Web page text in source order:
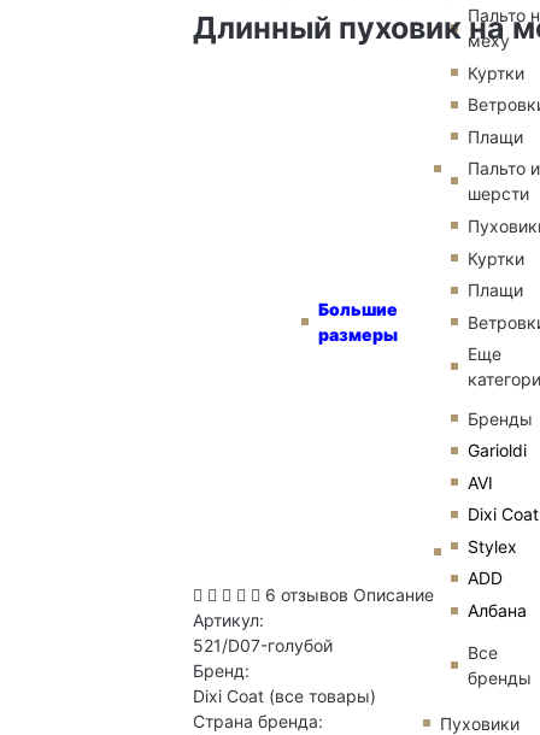
Большие
размеры
Пальто
меху
Куртки
Плащи
Пальто
шерсти
Куртки
Плащи
Еще
Бренды
Garioldi
AVI
Dixi Coat
Stylex
ADD
Албана
Все
бренды
Пуховики
Длинный пуховик на
6 отзывов Описание
Артикул:
521/D07-голубой
Бренд:
Dixi Coat (все товары)
Страна бренда: